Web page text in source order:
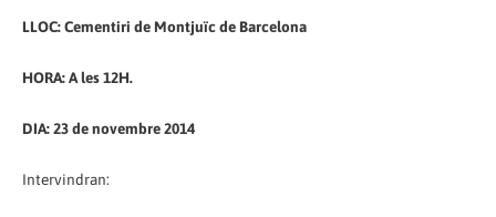
LLOC: Cementiri de Montjuïc de Barcelona
HORA: A les 12H.
DIA: 23 de novembre 2014
Intervindran: